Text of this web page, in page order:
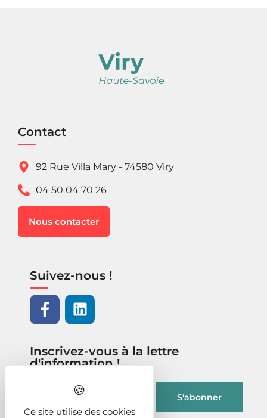
Contact
92 Rue Villa Mary - 74580 Viry
04 50 04 70 26
Nous contacter
Suivez-nous !
Inscrivez-vous à la lettre
d'information !
Ce site utilise des cookies